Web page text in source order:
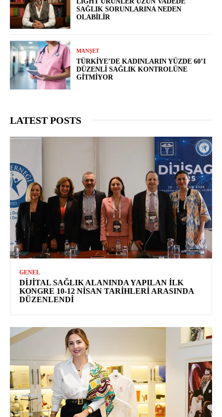
SAĞLIK SORUNLARINA NEDEN
OLABILIR
MANŞET
TÜRKIYE’DE KADINLARIN YÜZDE 60’I
DÜZENLI SAĞLIK KONTROLÜNE
GITMIYOR
LATEST POSTS
GENEL
DIJITAL SAĞLIK ALANINDA YAPILAN İLK
KONGRE 10-12 NISAN TARIHLERI ARASINDA
DÜZENLENDI